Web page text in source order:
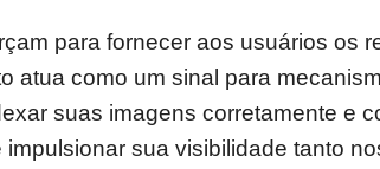
para fornecer aos usuários os
atua como um sinal para
suas imagens corretamente e
sua visibilidade tanto